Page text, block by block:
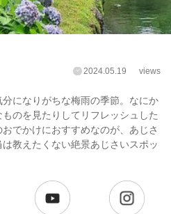
2024.05.19 views
になりがちな梅雨の季節。なにか
のを見たりしてリフレッシュした
でかけにおすすめなのが、あじさ
教えたくない絶景あじさいスポッ